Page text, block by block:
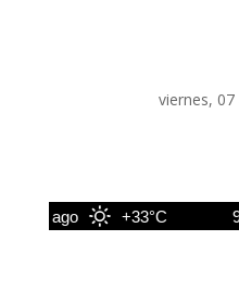
viernes,
8 ago +33°C 9